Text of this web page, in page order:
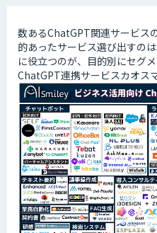
数あるChatGPT関連サービス
的あったサービス選び出すの
に役立つのが、目的別にセグ
ChatGPT連携サービスカオス